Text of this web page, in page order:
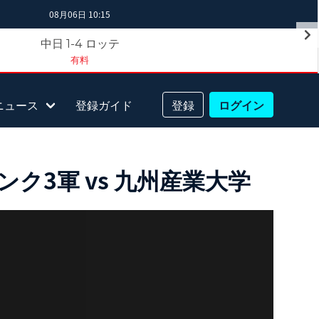
08月06日 10:15
中日 1-4 ロッテ
有料
ュース 登録ガイド 登録 ログイン
ク3軍 vs 九州産業大学